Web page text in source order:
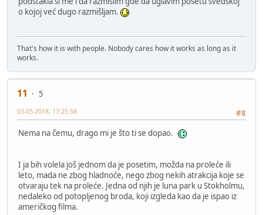
o kojoj već dugo razmišljam.
That's how it is with people. Nobody cares how it works as long as it
works.
11
5
#8
03-03-2018, 17:25:58
Nema na čemu, drago mi je što ti se dopao.
I ja bih volela još jednom da je posetim, možda na proleće ili
leto, mada ne zbog hladnoće, nego zbog nekih atrakcija koje se
otvaraju tek na proleće. Jedna od njih je luna park u Stokholmu,
nedaleko od potopljenog broda, koji izgleda kao da je ispao iz
američkog filma.